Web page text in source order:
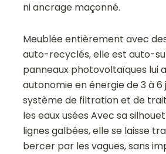
ni ancrage maçonné.
Meublée entièrement avec
auto-recyclés, elle est auto-
panneaux photovoltaïques lui
autonomie en énergie de 3 à 6
système de filtration et de
les eaux usées Avec sa
lignes galbées, elle se laisse
bercer par les vagues, sans